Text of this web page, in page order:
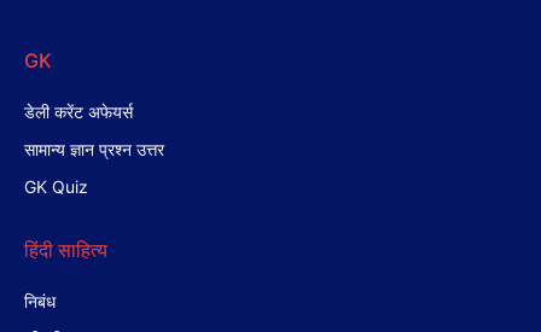
GK
डेली करेंट अफेयर्स
सामान्य ज्ञान प्रश्न उत्तर
GK Quiz
हिंदी साहित्य
निबंध